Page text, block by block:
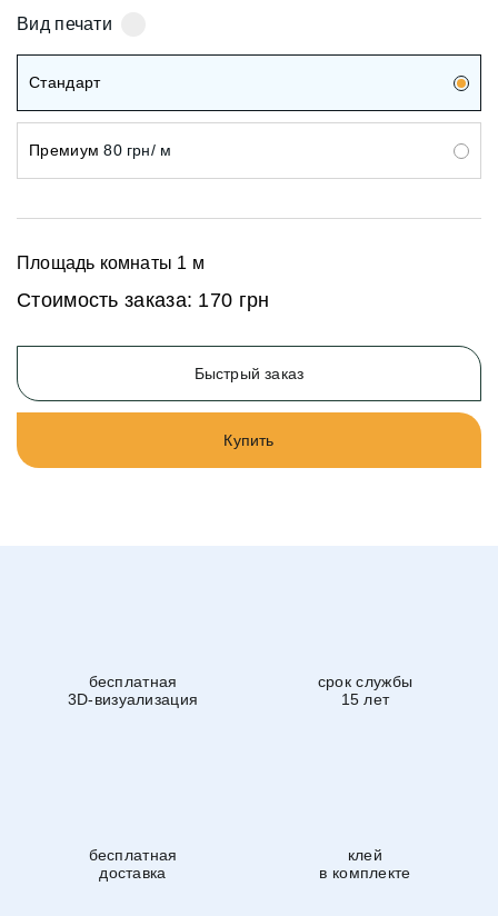
Вид печати
Стандарт
Премиум 80 грн/ м
Площадь комнаты 1 м
Стоимость заказа: 170 грн
Быстрый заказ
Купить
бесплатная
3D-визуализация
срок службы
15 лет
бесплатная
доставка
клей
в комплекте